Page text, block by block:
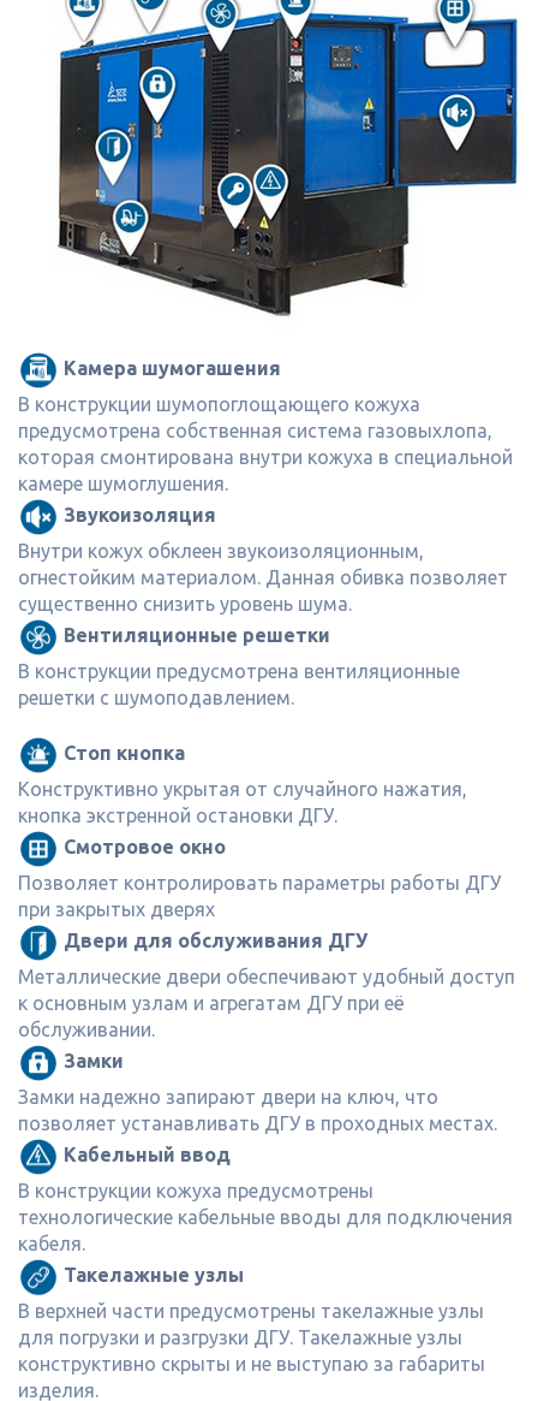
Камера шумогашения
В конструкции шумопоглощающего кожуха
предусмотрена собственная система газовыхлопа,
которая смонтирована внутри кожуха в специальной
камере шумоглушения.
Звукоизоляция
Внутри кожух обклеен звукоизоляционным,
огнестойким материалом. Данная обивка позволяет
существенно снизить уровень шума.
Вентиляционные решетки
В конструкции предусмотрена вентиляционные
решетки с шумоподавлением.
Стоп кнопка
Конструктивно укрытая от случайного нажатия,
кнопка экстренной остановки ДГУ.
Смотровое окно
Позволяет контролировать параметры работы ДГУ
при закрытых дверях
Двери для обслуживания ДГУ
Металлические двери обеспечивают удобный доступ
к основным узлам и агрегатам ДГУ при её
обслуживании.
Замки
Замки надежно запирают двери на ключ, что
позволяет устанавливать ДГУ в проходных местах.
Кабельный ввод
В конструкции кожуха предусмотрены
технологические кабельные вводы для подключения
кабеля.
Такелажные узлы
В верхней части предусмотрены такелажные узлы
для погрузки и разгрузки ДГУ. Такелажные узлы
конструктивно скрыты и не выступаю за габариты
изделия.